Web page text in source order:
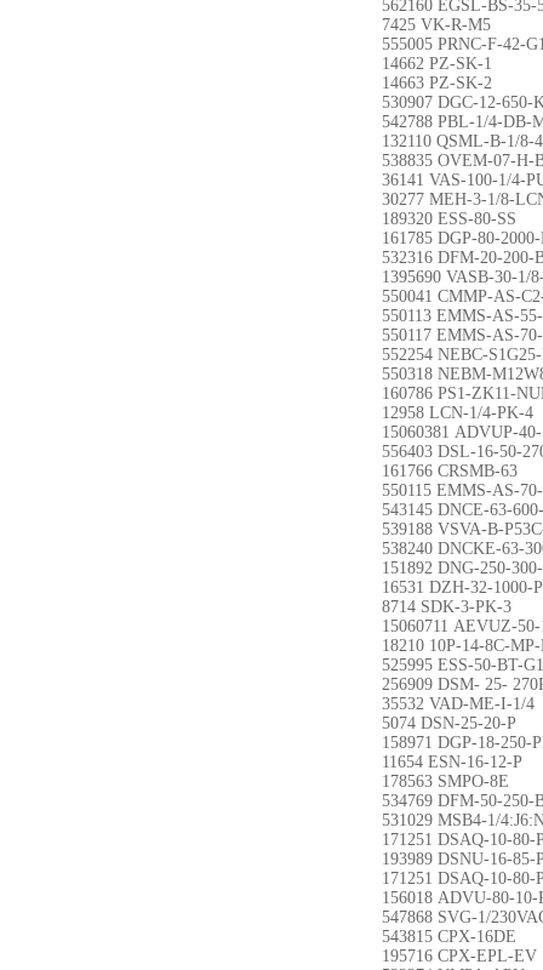
562160 EGSL-BS-35-
7425 VK-R-M5
555005 PRNC-F-42-
14662 PZ-SK-1
14663 PZ-SK-2
530907 DGC-12-650-
542788 PBL-1/4-DB-
132110 QSML-B-1/8-
538835 OVEM-07-H-
36141 VAS-100-1/4-
30277 MEH-3-1/8-
189320 ESS-80-SS
161785 DGP-80-
532316 DFM-20-200-
1395690 VASB-30-1/
550041 CMMP-AS-
550113 EMMS-AS-
550117 EMMS-AS-
552254 NEBC-
550318 NEBM-
160786 PS1-ZK11-
12958 LCN-1/4-PK-4
15060381 ADVUP-
556403 DSL-16-50-
161766 CRSMB-63
550115 EMMS-AS-
543145 DNCE-63-
539188 VSVA-B-
538240 DNCKE-63-
151892 DNG-250-
16531 DZH-32-1000-
8714 SDK-3-PK-3
15060711 AEVUZ-
18210 10P-14-8C-
525995 ESS-50-BT-
256909 DSM- 25-
35532 VAD-ME-I-1/4
5074 DSN-25-20-P
158971 DGP-18-250-
11654 ESN-16-12-P
178563 SMPO-8E
534769 DFM-50-250-
531029 MSB4-1/
171251 DSAQ-10-80-
193989 DSNU-16-85-
171251 DSAQ-10-80-
156018 ADVU-80-10-
547868 SVG-1/
543815 CPX-16DE
195716 CPX-EPL-EV